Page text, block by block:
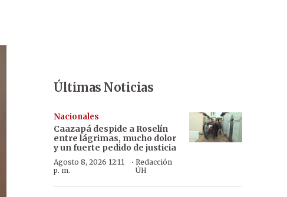
Últimas Noticias
Nacionales
Caazapá despide a Roselín
entre lágrimas, mucho dolor
y un fuerte pedido de justicia
Agosto 8, 2026 12:11
p. m.
· Redacción
ÚH